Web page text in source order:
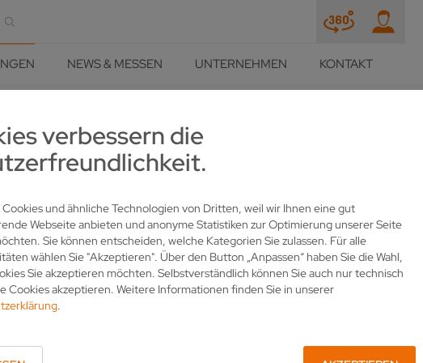
verbessern die
und ähnliche Technologien von Dritten, weil wir Ihnen eine gut
Webseite anbieten und anonyme Statistiken zur Optimierung unserer Seite
Sie können entscheiden, welche Kategorien Sie zulassen. Für alle
wählen Sie "Akzeptieren". Über den Button „Anpassen“ haben Sie die Wahl,
Sie akzeptieren möchten. Selbstverständlich können Sie auch nur technisch
Cookies akzeptieren. Weitere Informationen finden Sie in unserer
.
NEWS & MESSEN UNTERNEHMEN KONTAKT
UND PRÄZISION LÖSUNGEN KNOW-HOW
SCHÄRFEN UND BEARBEITEN
zur Fertigung Ihrer PKD-Rotationswerkzeuge.